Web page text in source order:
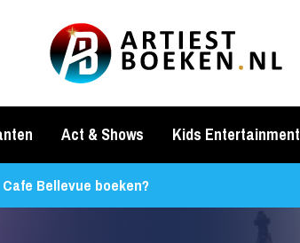
Act & Shows Kids Entertainment
Cafe Bellevue boeken?